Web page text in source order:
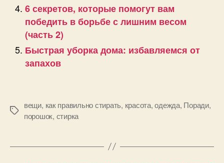
6 секретов, которые помогут вам
победить в борьбе с лишним весом
(часть 2)
Быстрая уборка дома: избавляемся от
запахов
Позначки
вещи, как правильно стирать, красота,одежда, Поради,
порошок, стирка